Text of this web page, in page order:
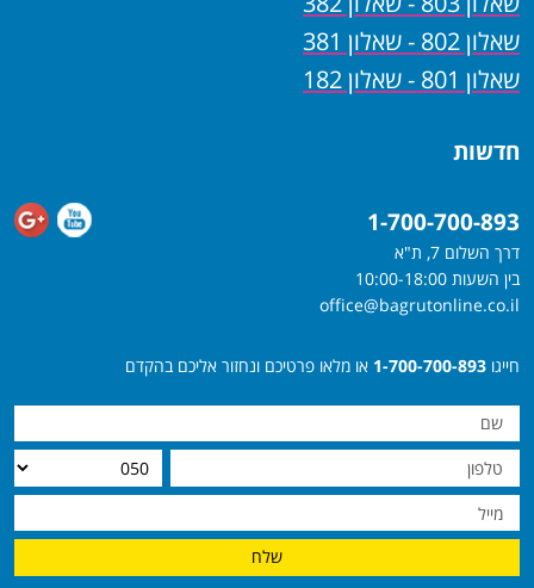
שאלון 802 - שאלון 381
שאלון 801 - שאלון 182
חדשות
1-700-700-893
דרך השלום 7, ת"א
בין השעות 10:00-18:00
office@bagrutonline.co.il
חייגו 1-700-700-893 או מלאו פרטיכם ונחזור אליכם בהקדם
שלח